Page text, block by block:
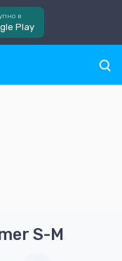
в
Play
S-M